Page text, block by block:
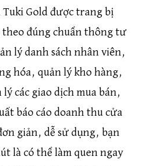
Gold được trang bị
theo đúng chuẩn thông tư
lý danh sách nhân viên,
hóa, quản lý kho hàng,
các giao dịch mua bán,
báo cáo doanh thu cửa
giản, dễ sử dụng, bạn
là có thể làm quen ngay